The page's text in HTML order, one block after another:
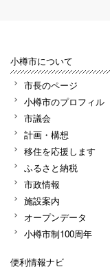
小樽市について
市長のページ
小樽市のプロフィル
市議会
計画・構想
移住を応援します
ふるさと納税
市政情報
施設案内
オープンデータ
小樽市制100周年
便利情報ナビ